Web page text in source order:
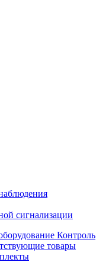
сигнализации
Контроль
товары